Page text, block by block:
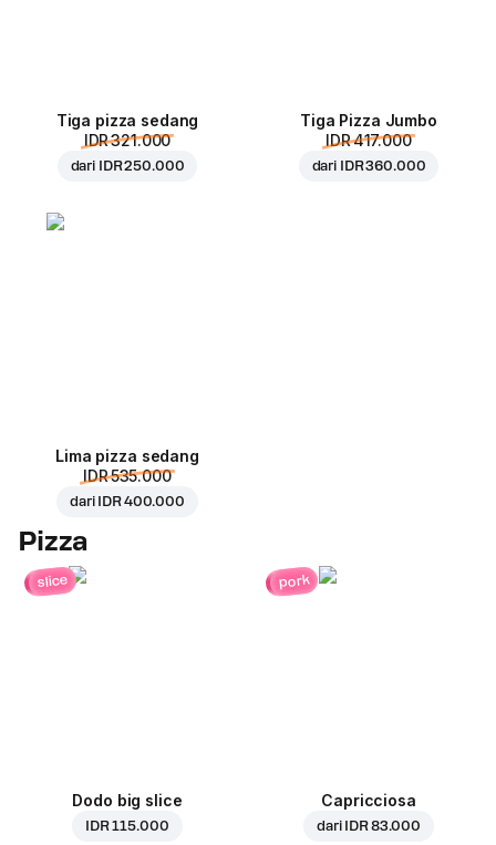
Tiga pizza sedang
IDR 321.000
dari IDR 250.000
Tiga Pizza Jumbo
IDR 417.000
dari IDR 360.000
Lima pizza sedang
IDR 535.000
dari IDR 400.000
Pizza
slice
Dodo big slice
IDR 115.000
pork
Capricciosa
dari IDR 83.000